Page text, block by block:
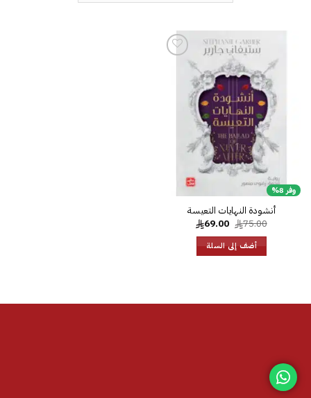
وفر 8%
أنشودة النهايات التعيسة
75.00
السعر
الأصلي
هو:
75.00.
69.00 السعر
الحالي
هو: أضف إلى السلة